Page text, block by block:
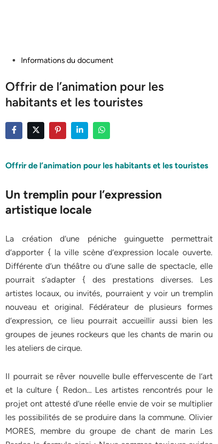
PostedInformations du document
Offrir de l’animation pour les
habitants et les touristes
Offrir de l’animation pour les habitants et les touristes
Un tremplin pour l’expression
artistique locale
La création d’une péniche guinguette permettrait
d’apporter { la ville scène d’expression locale ouverte.
Différente d’un théâtre ou d’une salle de spectacle, elle
pourrait s’adapter { des prestations diverses. Les
artistes locaux, ou invités, pourraient y voir un tremplin
nouveau et original. Fédérateur de plusieurs formes
d’expression, ce lieu pourrait accueillir aussi bien les
groupes de jeunes rockeurs que les chants de marin ou
les ateliers de cirque.
Il pourrait se rêver nouvelle bulle effervescente de l’art
et la culture { Redon… Les artistes rencontrés pour le
projet ont attesté d’une réelle envie de voir se multiplier
les possibilités de se produire dans la commune. Olivier
MORES, membre du groupe de chant de marin Les